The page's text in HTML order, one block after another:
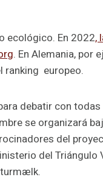
ecológico. En 2022,
. En Alemania, por
ranking europeo.
debatir con
se organizará
del
del Triángulo